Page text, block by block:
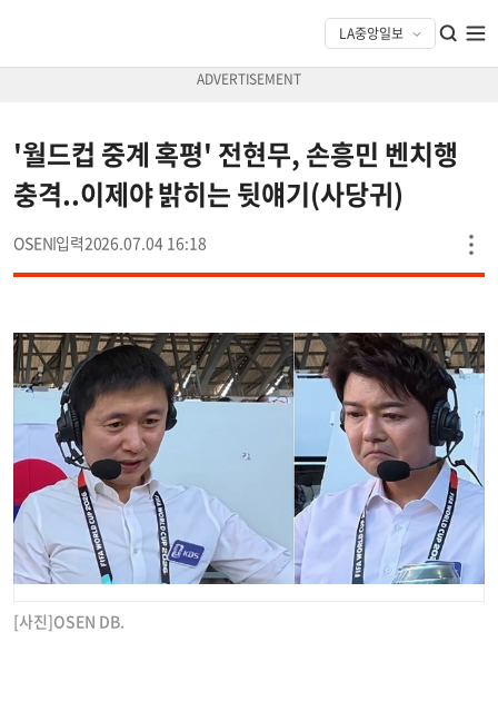
'월드컵 중계 혹평' 전현무, 손흥민 벤치행
충격..이제야 밝히는 뒷얘기(사당귀)
OSEN 2026.07.04 16:18
[사진]OSEN DB.